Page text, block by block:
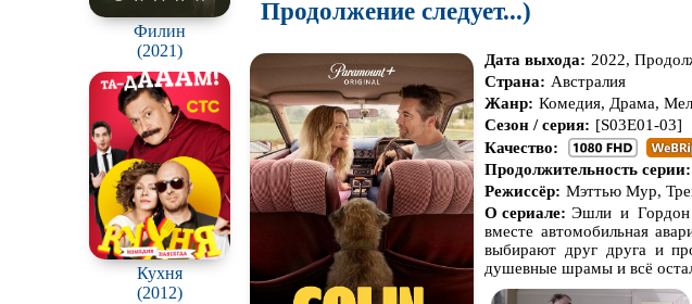
Филин
(2021)
Кухня
(2012)
Продолжение следует...)
Дата выхода: 2022,
Страна: Австралия
Жанр: Комедия, Драма,
Сезон / серия: [S03E01-03]
Качество:
Продолжительность серии:
Режиссёр: Мэттью Мур,
О сериале: Эшли и Гордон
вместе автомобильная
выбирают друг друга и
душевные шрамы и всё